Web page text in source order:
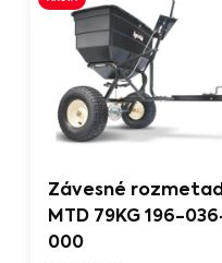
Závesné
MTD 79KG 196-
000